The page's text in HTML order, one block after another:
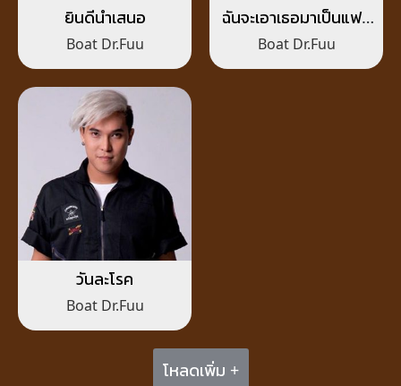
ยินดีนำเสนอ
Boat Dr.Fuu
ฉันจะเอาเธอมาเป็นแฟน
ให้ได้ (CRAZY)
Boat Dr.Fuu
วันละโรค
Boat Dr.Fuu
โหลดเพิ่ม +